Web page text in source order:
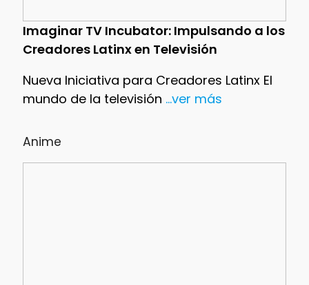
Imaginar TV Incubator: Impulsando a los
Creadores Latinx en Televisión
Nueva Iniciativa para Creadores Latinx El
mundo de la televisión ...ver más
Anime